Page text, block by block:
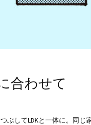
合わせて
ぶしてLDKと一体に。同じ